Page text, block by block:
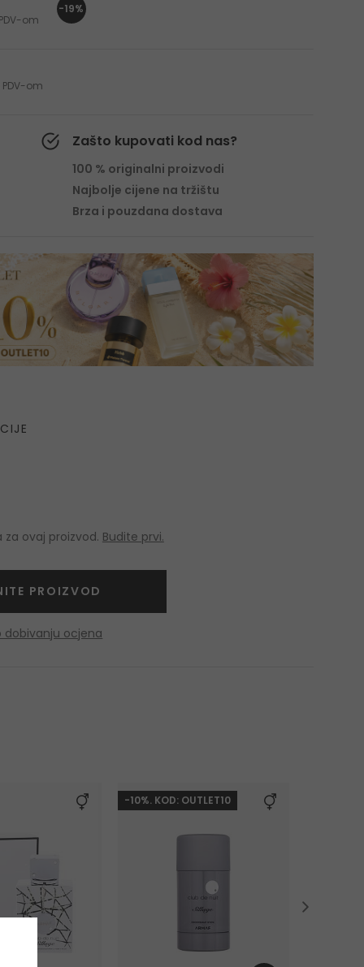
om
-19%
PDV-om
Zašto kupovati kod nas?
100 % originalni proizvodi
Najbolje cijene na tržištu
Brza i pouzdana dostava
ovaj proizvod. Budite prvi.
PROIZVOD
dobivanju ocjena
-10%. KOD: OUTLET10